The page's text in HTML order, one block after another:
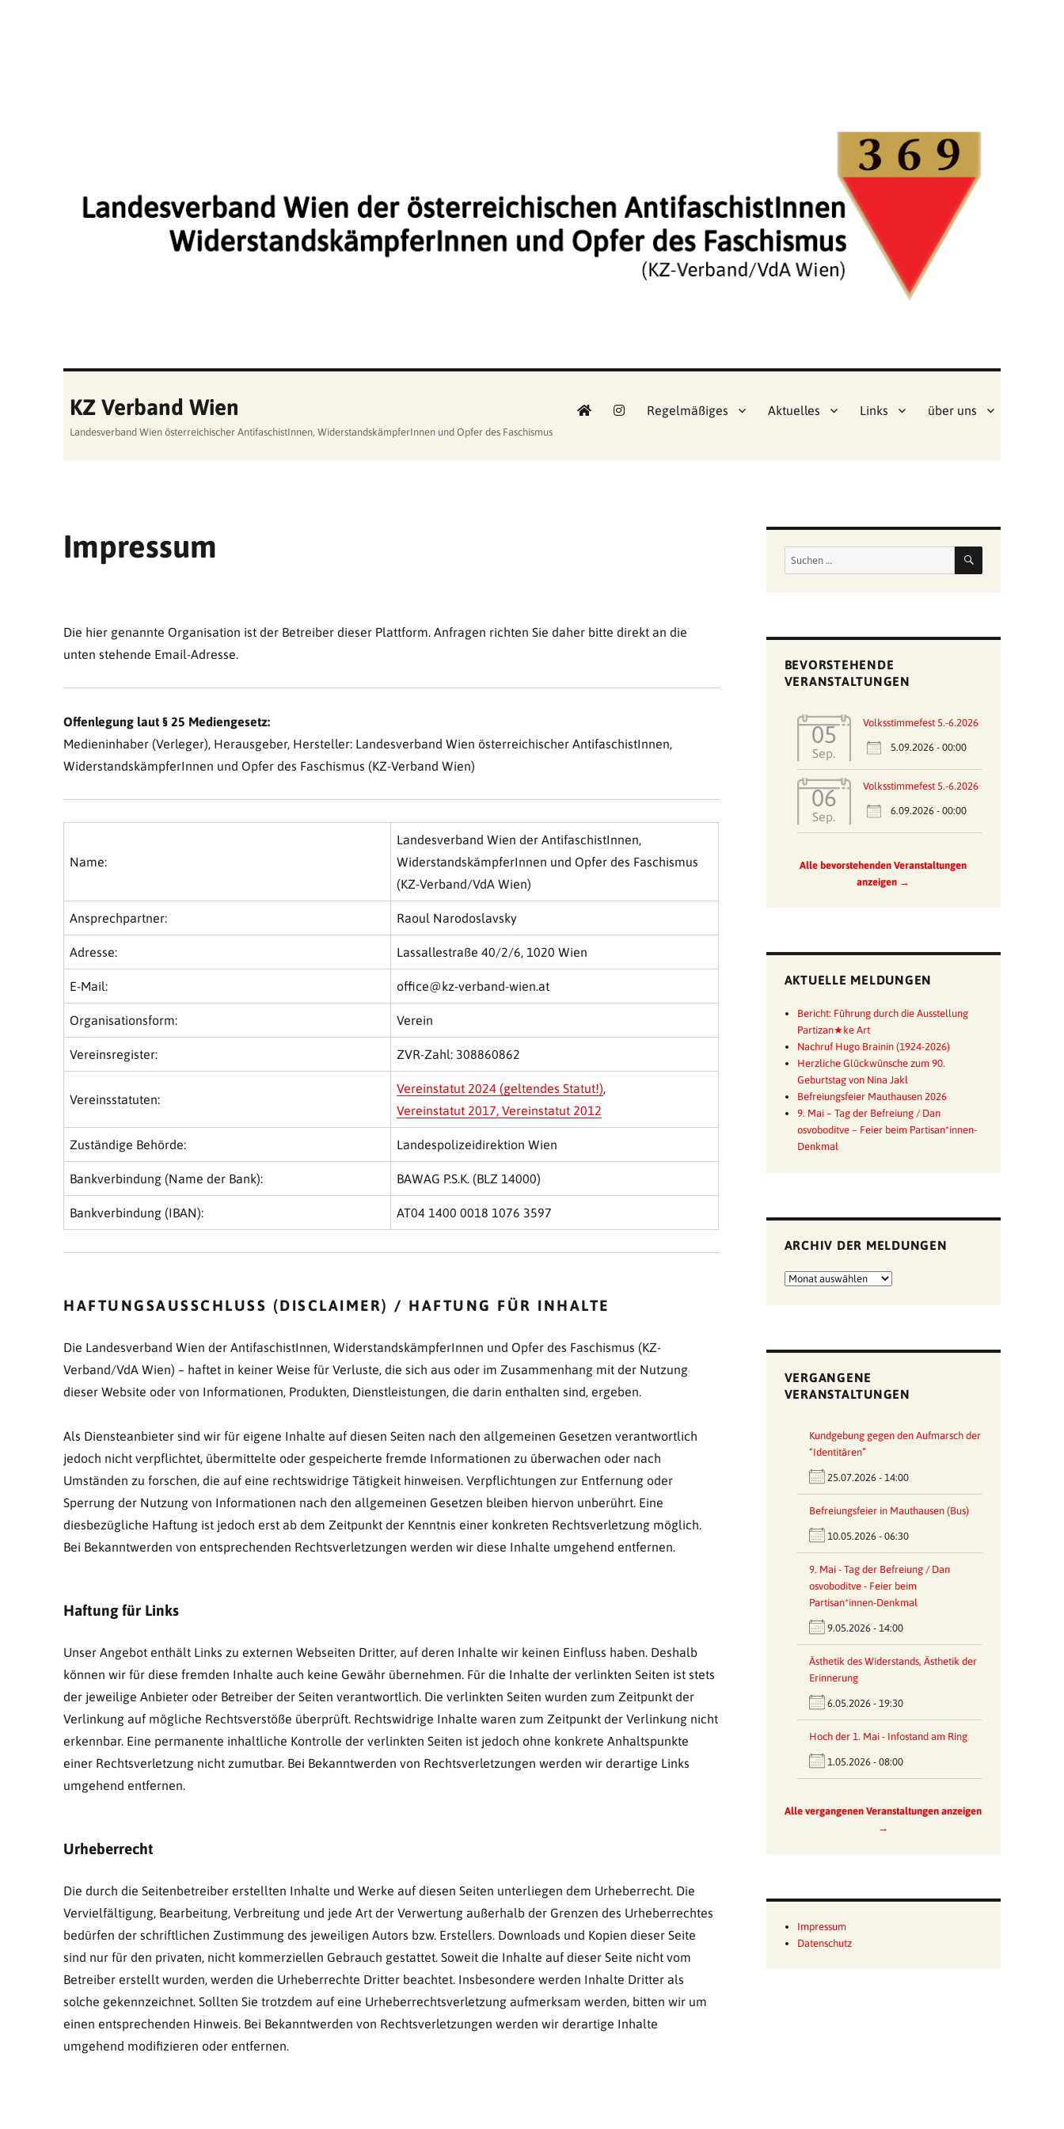
KZ Verband Wien
Landesverband Wien österreichischer AntifaschistInnen, WiderstandskämpferInnen und Opfer des Faschismus
Regelmäßiges Aktuelles Links über uns
Impressum
Die hier genannte Organisation ist der Betreiber dieser Plattform. Anfragen richten Sie daher bitte direkt an die
unten stehende Email-Adresse.
Offenlegung laut § 25 Mediengesetz:
Medieninhaber (Verleger), Herausgeber, Hersteller: Landesverband Wien österreichischer AntifaschistInnen,
WiderstandskämpferInnen und Opfer des Faschismus (KZ-Verband Wien)
Name:
Landesverband Wien der AntifaschistInnen,
WiderstandskämpferInnen und Opfer des Faschismus
(KZ-Verband/VdA Wien)
Ansprechpartner: Raoul Narodoslavsky
Adresse: Lassallestraße 40/2/6, 1020 Wien
E-Mail: office@kz-verband-wien.at
Organisationsform: Verein
Vereinsregister: ZVR-Zahl: 308860862
Vereinsstatuten:
Vereinstatut 2024 (geltendes Statut!),
Vereinstatut 2017,Vereinstatut 2012
Zuständige Behörde: Landespolizeidirektion Wien
Bankverbindung (Name der Bank): BAWAG P.S.K. (BLZ 14000)
Bankverbindung (IBAN): AT04 1400 0018 1076 3597
HAFTUNGSAUSSCHLUSS (DISCLAIMER) / HAFTUNG FÜR INHALTE
Die Landesverband Wien der AntifaschistInnen, WiderstandskämpferInnen und Opfer des Faschismus (KZ-
Verband/VdA Wien) – haftet in keiner Weise für Verluste, die sich aus oder im Zusammenhang mit der Nutzung
dieser Website oder von Informationen, Produkten, Dienstleistungen, die darin enthalten sind, ergeben.
Als Diensteanbieter sind wir für eigene Inhalte auf diesen Seiten nach den allgemeinen Gesetzen verantwortlich
jedoch nicht verpflichtet, übermittelte oder gespeicherte fremde Informationen zu überwachen oder nach
Umständen zu forschen, die auf eine rechtswidrige Tätigkeit hinweisen. Verpflichtungen zur Entfernung oder
Sperrung der Nutzung von Informationen nach den allgemeinen Gesetzen bleiben hiervon unberührt. Eine
diesbezügliche Haftung ist jedoch erst ab dem Zeitpunkt der Kenntnis einer konkreten Rechtsverletzung möglich.
Bei Bekanntwerden von entsprechenden Rechtsverletzungen werden wir diese Inhalte umgehend entfernen.
Haftung für Links
Unser Angebot enthält Links zu externen Webseiten Dritter, auf deren Inhalte wir keinen Einfluss haben. Deshalb
können wir für diese fremden Inhalte auch keine Gewähr übernehmen. Für die Inhalte der verlinkten Seiten ist stets
der jeweilige Anbieter oder Betreiber der Seiten verantwortlich. Die verlinkten Seiten wurden zum Zeitpunkt der
Verlinkung auf mögliche Rechtsverstöße überprüft. Rechtswidrige Inhalte waren zum Zeitpunkt der Verlinkung nicht
erkennbar. Eine permanente inhaltliche Kontrolle der verlinkten Seiten ist jedoch ohne konkrete Anhaltspunkte
einer Rechtsverletzung nicht zumutbar. Bei Bekanntwerden von Rechtsverletzungen werden wir derartige Links
umgehend entfernen.
Urheberrecht
Die durch die Seitenbetreiber erstellten Inhalte und Werke auf diesen Seiten unterliegen dem Urheberrecht. Die
Vervielfältigung, Bearbeitung, Verbreitung und jede Art der Verwertung außerhalb der Grenzen des Urheberrechtes
bedürfen der schriftlichen Zustimmung des jeweiligen Autors bzw. Erstellers. Downloads und Kopien dieser Seite
sind nur für den privaten, nicht kommerziellen Gebrauch gestattet. Soweit die Inhalte auf dieser Seite nicht vom
Betreiber erstellt wurden, werden die Urheberrechte Dritter beachtet. Insbesondere werden Inhalte Dritter als
solche gekennzeichnet. Sollten Sie trotzdem auf eine Urheberrechtsverletzung aufmerksam werden, bitten wir um
einen entsprechenden Hinweis. Bei Bekanntwerden von Rechtsverletzungen werden wir derartige Inhalte
umgehend modifizieren oder entfernen.
Suchen
nach:
SUCHEN
BEVORSTEHENDE
VERANSTALTUNGEN
05
Sep.
Volksstimmefest 5.-6.2026
5.09.2026 - 00:00
06
Sep.
Volksstimmefest 5.-6.2026
6.09.2026 - 00:00
Alle bevorstehenden Veranstaltungen
anzeigen →
AKTUELLE MELDUNGEN
Bericht: Führung durch die Ausstellung
Partizan★ke Art
Nachruf Hugo Brainin (1924-2026)
Herzliche Glückwünsche zum 90.
Geburtstag von Nina Jakl
Befreiungsfeier Mauthausen 2026
9. Mai – Tag der Befreiung / Dan
osvoboditve – Feier beim Partisan*innen-
Denkmal
ARCHIV DER MELDUNGEN
Archiv
VERGANGENE
VERANSTALTUNGEN
Kundgebung gegen den Aufmarsch der
“Identitären”
25.07.2026 - 14:00
Befreiungsfeier in Mauthausen (Bus)
10.05.2026 - 06:30
9. Mai - Tag der Befreiung / Dan
osvoboditve - Feier beim
Partisan*innen-Denkmal
9.05.2026 - 14:00
Ästhetik des Widerstands, Ästhetik der
Erinnerung
6.05.2026 - 19:30
Hoch der 1. Mai - Infostand am Ring
1.05.2026 - 08:00
Alle vergangenen Veranstaltungen anzeigen
→
Impressum
Datenschutz